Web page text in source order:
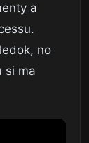
a
no
si ma